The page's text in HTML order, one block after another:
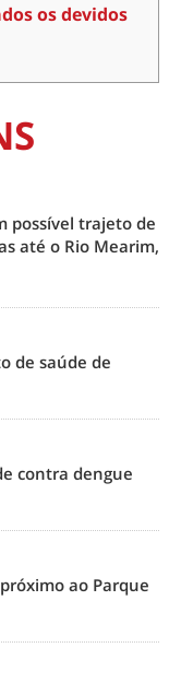
os devidos
possível trajeto de
até o Rio Mearim,
de saúde de
contra dengue
ao Parque